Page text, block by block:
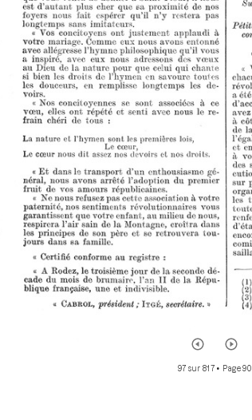
97 sur 817• Page 90